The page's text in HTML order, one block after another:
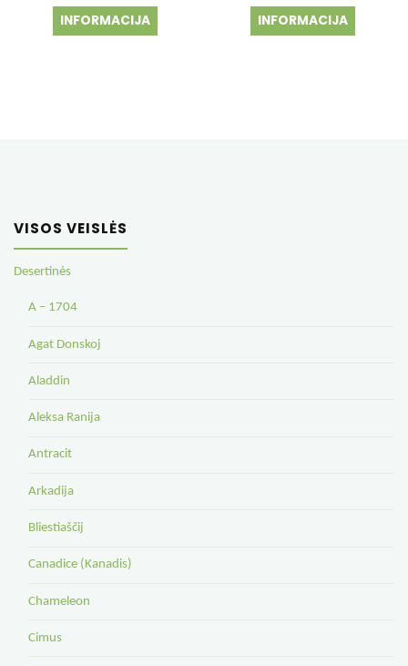
INFORMACIJA
was:
INFORMACIJA
VISOS VEISLĖS
Desertinės
A – 1704
Agat Donskoj
Aladdin
Aleksa Ranija
Antracit
Arkadija
Bliestiaščij
Canadice (Kanadis)
Chameleon
Cimus